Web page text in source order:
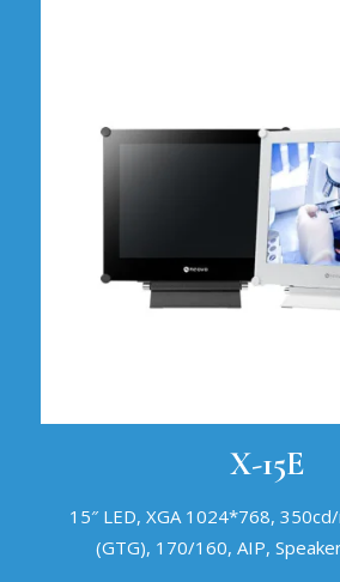
X-15E
15″ LED, XGA 1024*768,
(GTG), 170/160, AIP,